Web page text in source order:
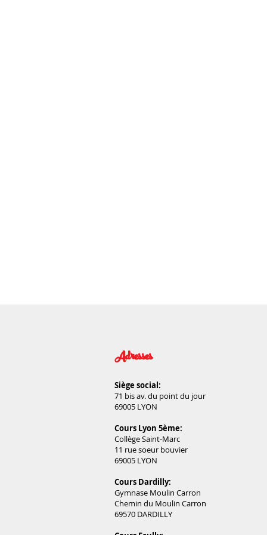
Adresses
Siège social:
71 bis av. du point du jour
69005 LYON
Cours Lyon 5ème:
Collège Saint-Marc
11 rue soeur bouvier
69005 LYON
Cours Dardilly:
Gymnase Moulin Carron
Chemin du Moulin Carron
69570 DARDILLY